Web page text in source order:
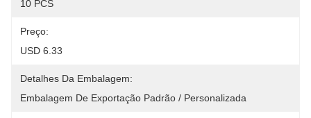
10 PCS
Preço:
USD 6.33
Detalhes Da Embalagem:
Embalagem De Exportação Padrão / Personalizada